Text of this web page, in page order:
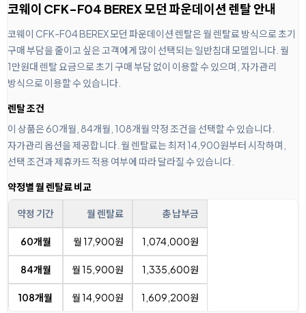
코웨이 CFK-F04 BEREX 모던 파운데이션 렌탈 안내
코웨이 CFK-F04 BEREX 모던 파운데이션 렌탈은 월 렌탈료 방식으로 초기
구매 부담을 줄이고 싶은 고객에게 많이 선택되는 일반침대 모델입니다. 월
1만원대 렌탈 요금으로 초기 구매 부담 없이 이용할 수 있으며, 자가관리
방식으로 이용할 수 있습니다.
렌탈 조건
이 상품은 60개월, 84개월, 108개월 약정 조건을 선택할 수 있습니다.
자가관리 옵션을 제공합니다. 월 렌탈료는 최저 14,900원부터 시작하며,
선택 조건과 제휴카드 적용 여부에 따라 달라질 수 있습니다.
약정별 월 렌탈료 비교
약정 기간 월 렌탈료 총 납부금
60개월 월 17,900원 1,074,000원
84개월 월 15,900원 1,335,600원
108개월 월 14,900원 1,609,200원